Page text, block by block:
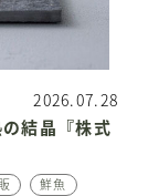
2026.07.28
結晶『株式
鮮魚